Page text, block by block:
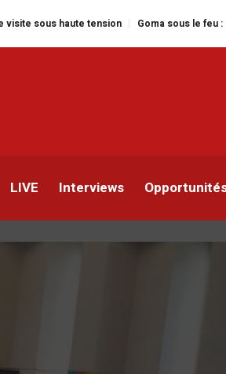
tension Goma sous le feu : la situation
LIVE Interviews
recadre Mboso
des groupes